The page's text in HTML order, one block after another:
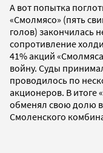
А вот попытка
«Смолмясо» (пять
голов) закончилась
сопротивление
41% акций
войну. Суды
проводилось по
акционеров. В итоге
обменял свою долю
Смоленского